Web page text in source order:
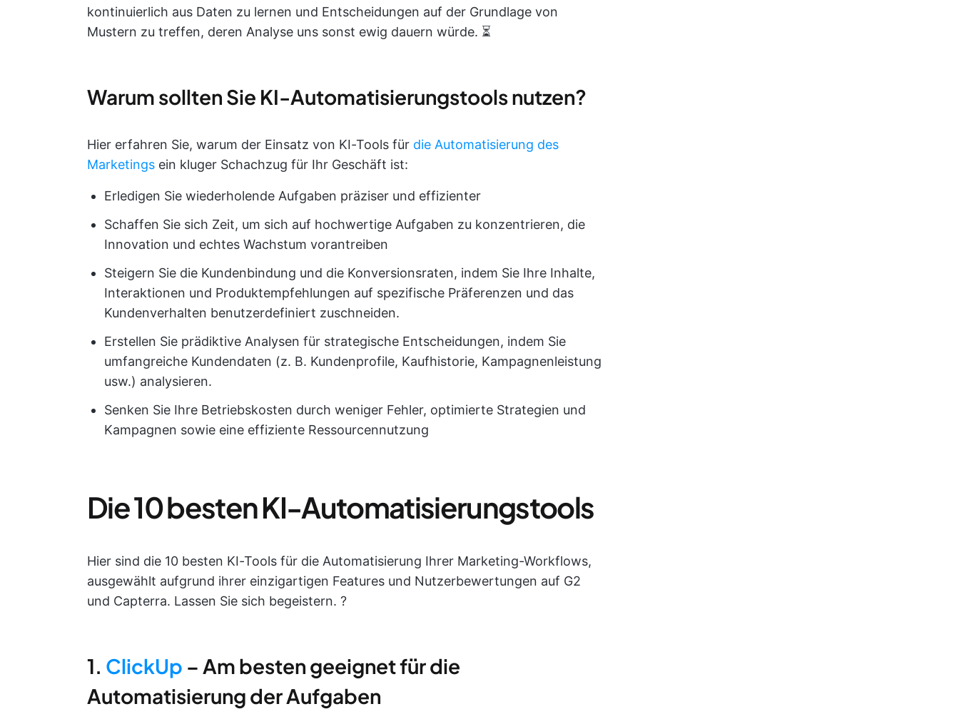
kontinuierlich aus Daten zu lernen und Entscheidungen auf der Grundlage von
Mustern zu treffen, deren Analyse uns sonst ewig dauern würde. ⏳
Warum sollten Sie KI-Automatisierungstools nutzen?
Hier erfahren Sie, warum der Einsatz von KI-Tools für die Automatisierung des
Marketings ein kluger Schachzug für Ihr Geschäft ist:
Erledigen Sie wiederholende Aufgaben präziser und effizienter
Schaffen Sie sich Zeit, um sich auf hochwertige Aufgaben zu konzentrieren, die
Innovation und echtes Wachstum vorantreiben
Steigern Sie die Kundenbindung und die Konversionsraten, indem Sie Ihre Inhalte,
Interaktionen und Produktempfehlungen auf spezifische Präferenzen und das
Kundenverhalten benutzerdefiniert zuschneiden.
Erstellen Sie prädiktive Analysen für strategische Entscheidungen, indem Sie
umfangreiche Kundendaten (z. B. Kundenprofile, Kaufhistorie, Kampagnenleistung
usw.) analysieren.
Senken Sie Ihre Betriebskosten durch weniger Fehler, optimierte Strategien und
Kampagnen sowie eine effiziente Ressourcennutzung
Die 10 besten KI-Automatisierungstools
Hier sind die 10 besten KI-Tools für die Automatisierung Ihrer Marketing-Workflows,
ausgewählt aufgrund ihrer einzigartigen Features und Nutzerbewertungen auf G2
und Capterra. Lassen Sie sich begeistern. ?
1. ClickUp – Am besten geeignet für die
Automatisierung der Aufgaben